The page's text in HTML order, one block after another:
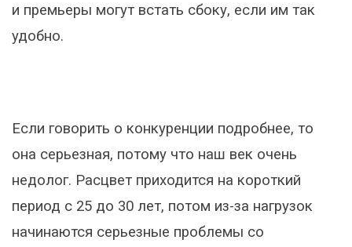
и премьеры могут встать сбоку, если им так
удобно.
Если говорить о конкуренции подробнее, то
она серьезная, потому что наш век очень
недолог. Расцвет приходится на короткий
период с 25 до 30 лет, потом из-за нагрузок
начинаются серьезные проблемы со